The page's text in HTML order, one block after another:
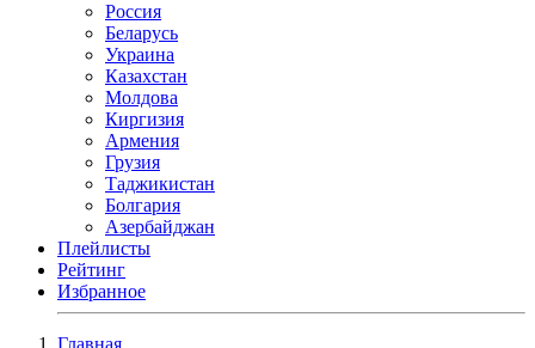
Россия
Беларусь
Украина
Казахстан
Молдова
Киргизия
Армения
Грузия
Таджикистан
Болгария
Азербайджан
Плейлисты
Рейтинг
Избранное
Главная